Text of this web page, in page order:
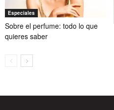
Especiales
Sobre el perfume: todo lo que
quieres saber